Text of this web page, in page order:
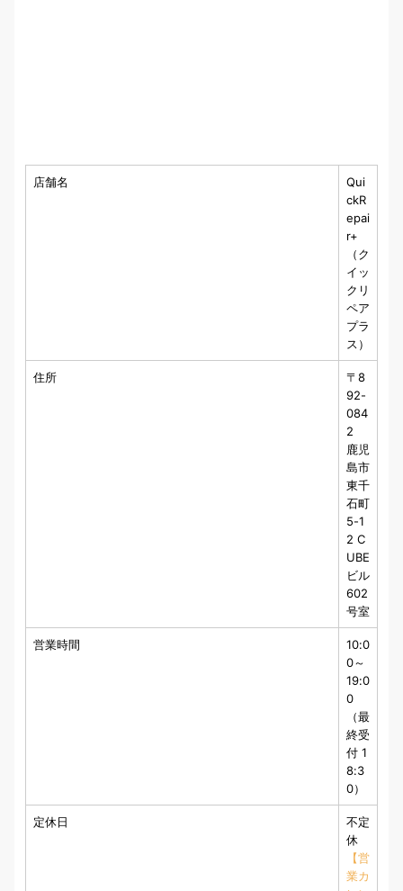
店舗名
Qui
ckR
epai
r+
（ク
イッ
クリ
ペア
プラ
ス）
住所
〒8
92-
084
2
鹿児
島市
東千
石町
5-1
2 C
UBE
ビル
602
号室
営業時間
10:0
0～
19:0
0
（最
終受
付 1
8:3
0）
定休日
不定
休
【営
業カ